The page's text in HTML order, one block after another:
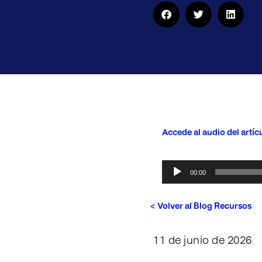
Accede al audio del
Reproductor
00:00
< Volver al Blog Recursos
11 de junio de 2026